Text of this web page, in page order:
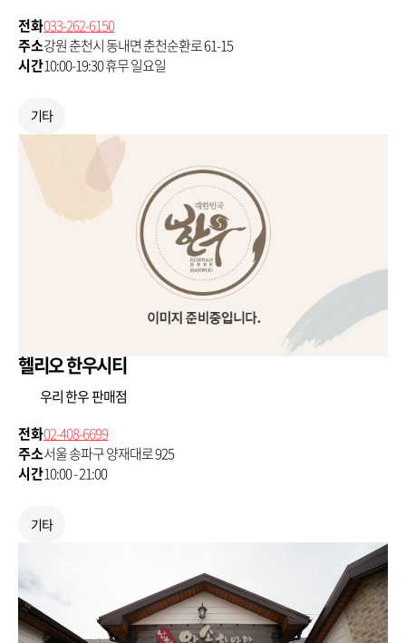
전화033-262-6150
주소강원 춘천시 동내면 춘천순환로 61-15
시간10:00-19:30 휴무 일요일
기타
헬리오 한우시티
우리 한우 판매점
전화02-408-6699
주소서울 송파구 양재대로 925
시간10:00 - 21:00
기타